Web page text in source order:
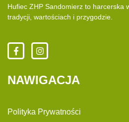
Hufiec ZHP Sandomierz to harcerska
tradycji, wartościach i przygodzie.
NAWIGACJA
Polityka Prywatności